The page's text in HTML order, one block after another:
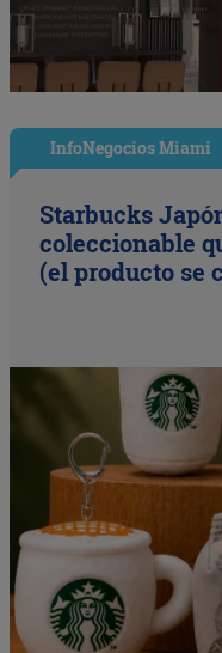
InfoNegocios Miami
Starbucks
coleccionable
(el producto se